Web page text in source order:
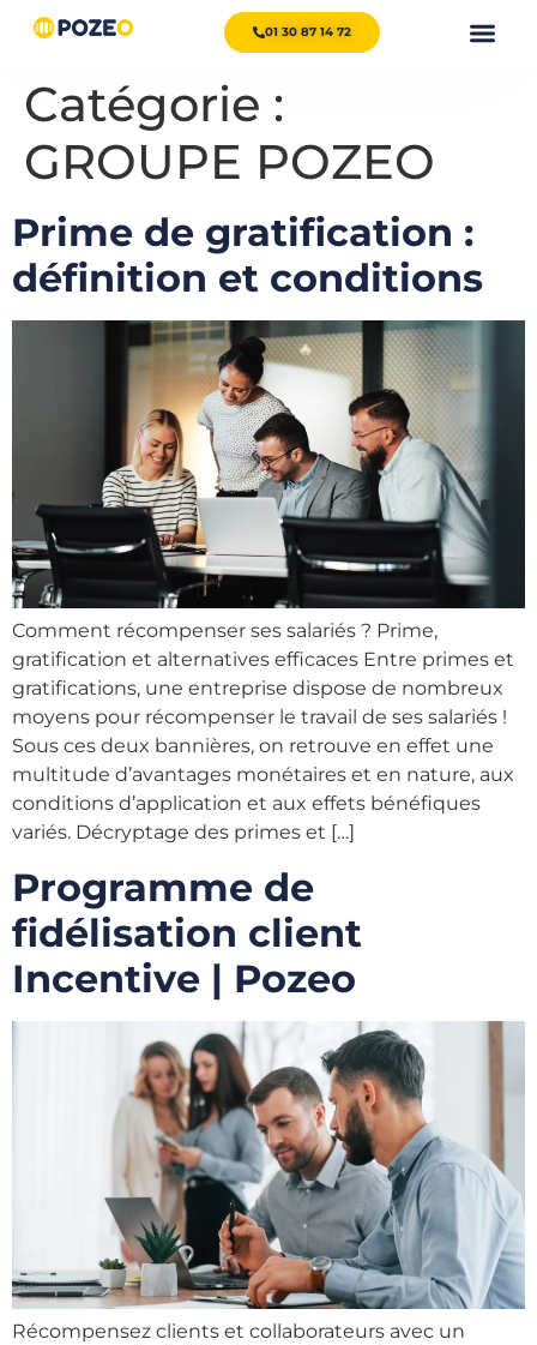
01 30 87 14 72
Catégorie :
GROUPE POZEO
Prime de gratification :
définition et conditions
Comment récompenser ses salariés ? Prime,
gratification et alternatives efficaces Entre primes et
gratifications, une entreprise dispose de nombreux
moyens pour récompenser le travail de ses salariés !
Sous ces deux bannières, on retrouve en effet une
multitude d’avantages monétaires et en nature, aux
conditions d’application et aux effets bénéfiques
variés. Décryptage des primes et […]
Programme de
fidélisation client
Incentive | Pozeo
Récompensez clients et collaborateurs avec un